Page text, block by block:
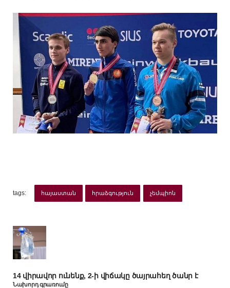
tags: հայաստան հրաձգություն չեմպիոն
14 վիրավոր ունենք, 2-ի վիճակը ծայրահեղ ծանր է
Նախորդ գրառումը